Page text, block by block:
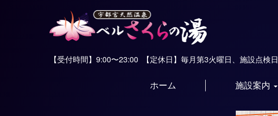
【受付時間】9:00〜23:00 【定休日】毎月第3火曜日、施設点検日
ホーム 施設案内